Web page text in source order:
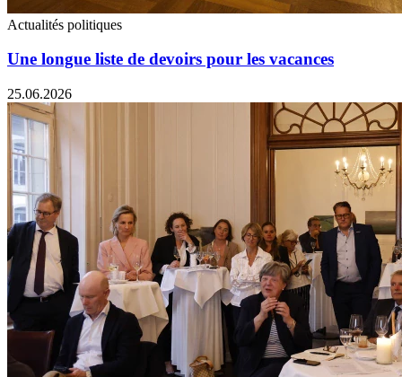
Actualités politiques
Une longue liste de devoirs pour les vacances
25.06.2026